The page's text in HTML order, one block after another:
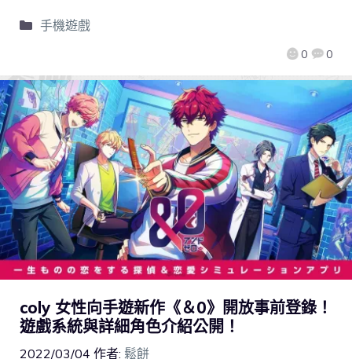
0 0
手機遊戲
coly 女性向手遊新作《＆0》開放事前登錄！
遊戲系統與詳細角色介紹公開！
2022/03/04 作者: 鬆餅